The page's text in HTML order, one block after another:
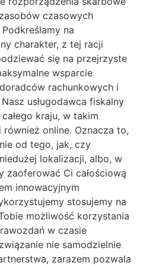
czasowych
na
charakter, z tej racji
się na przejrzyste
wsparcie
rachunkowych i
usługodawca fiskalny
kraju, w takim
online. Oznacza to,
od tego, jak, czy
lokalizacji, albo, w
zaoferować Ci całościową
innowacyjnym
stosujemy na
możliwość korzystania
w czasie
nie samodzielnie
zarazem pozwala